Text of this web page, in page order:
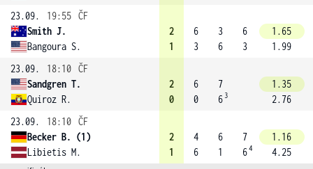
23.09.
19:55 ČF
Smith J.
Bangoura S.
2
1
6
3
3
6
6
3
1.65
1.99
23.09.
18:10 ČF
Sandgren T.
Quiroz R.
2
0
6
0
7
6 3
1.35
2.76
23.09.
18:10 ČF
Becker B. (1)
Libietis M.
2
1
4
6
6
1
7
64
1.16
4.25